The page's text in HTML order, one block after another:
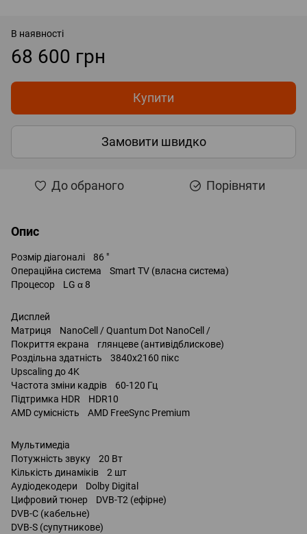
В наявності
68 600 грн
Купити
Замовити швидко
До обраного Порівняти
Опис
Розмір діагоналі 86 "
Операційна система Smart TV (власна система)
Процесор LG α 8
Дисплей
Матриця NanoCell / Quantum Dot NanoCell /
Покриття екрана глянцеве (антивідблискове)
Роздільна здатність 3840x2160 пікс
Upscaling до 4K
Частота зміни кадрів 60-120 Гц
Підтримка HDR HDR10
AMD сумісність AMD FreeSync Premium
Мультимедіа
Потужність звуку 20 Вт
Кількість динаміків 2 шт
Аудіодекодери Dolby Digital
Цифровий тюнер DVB-T2 (ефірне)
DVB-C (кабельне)
DVB-S (супутникове)